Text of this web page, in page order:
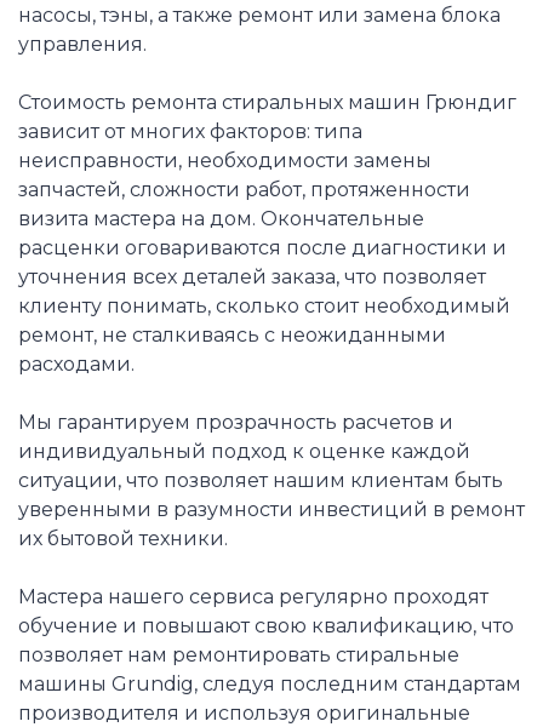
насосы, тэны, а также ремонт или замена блока
управления.
Стоимость ремонта стиральных машин Грюндиг
зависит от многих факторов: типа
неисправности, необходимости замены
запчастей, сложности работ, протяженности
визита мастера на дом. Окончательные
расценки оговариваются после диагностики и
уточнения всех деталей заказа, что позволяет
клиенту понимать, сколько стоит необходимый
ремонт, не сталкиваясь с неожиданными
расходами.
Мы гарантируем прозрачность расчетов и
индивидуальный подход к оценке каждой
ситуации, что позволяет нашим клиентам быть
уверенными в разумности инвестиций в ремонт
их бытовой техники.
Мастера нашего сервиса регулярно проходят
обучение и повышают свою квалификацию, что
позволяет нам ремонтировать стиральные
машины Grundig, следуя последним стандартам
производителя и используя оригинальные